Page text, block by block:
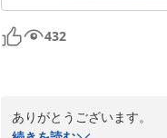
432
ありがとうございます。